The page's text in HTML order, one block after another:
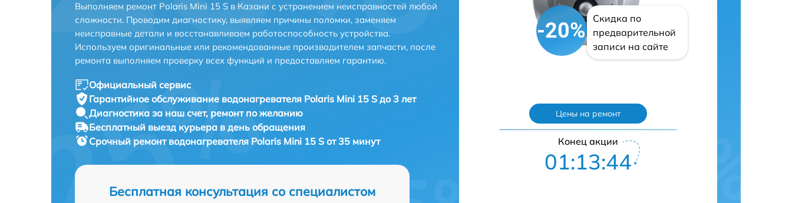
Выполняем ремонт Polaris Mini 15 S в Казани с устранением неисправностей любой
сложности. Проводим диагностику, выявляем причины поломки, заменяем
неисправные детали и восстанавливаем работоспособность устройства.
Используем оригинальные или рекомендованные производителем запчасти, после
ремонта выполняем проверку всех функций и предоставляем гарантию.
Официальный сервис
Гарантийное обслуживание водонагревателя Polaris Mini 15 S до 3 лет
Диагностика за наш счет, ремонт по желанию
Бесплатный выезд курьера в день обращения
Срочный ремонт водонагревателя Polaris Mini 15 S от 35 минут
Бесплатная консультация со специалистом
-20%
Скидка по
предварительной
записи на сайте
Цены на ремонт
Конец акции
01:13:43